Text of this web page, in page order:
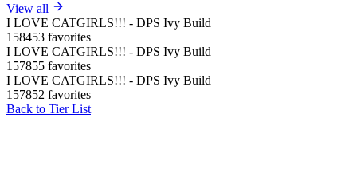
View all
I LOVE CATGIRLS!!! - DPS Ivy Build
158453 favorites
I LOVE CATGIRLS!!! - DPS Ivy Build
157855 favorites
I LOVE CATGIRLS!!! - DPS Ivy Build
157852 favorites
Back to Tier List